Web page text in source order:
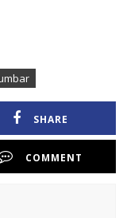
SHARE
COMMENT